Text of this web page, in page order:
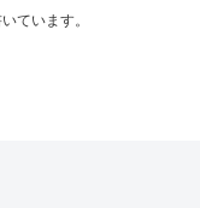
ています。